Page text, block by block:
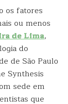
os fatores
ou menos
de Lima,
do
de São Paulo
Synthesis
sede em
que